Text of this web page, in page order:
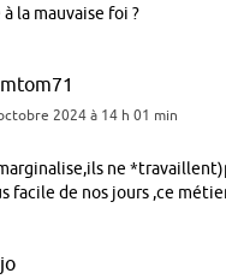
la mauvaise foi ?
2024 à 14 h 01 min
ne
facile de nos jours ,ce